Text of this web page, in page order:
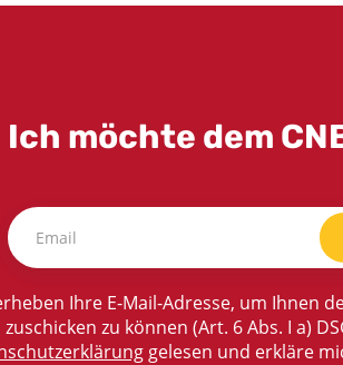
Ich möchte dem
Ihre E-Mail-Adresse, um Ihnen
zuschicken zu können (Art. 6 Abs. I a)
gelesen und erkläre